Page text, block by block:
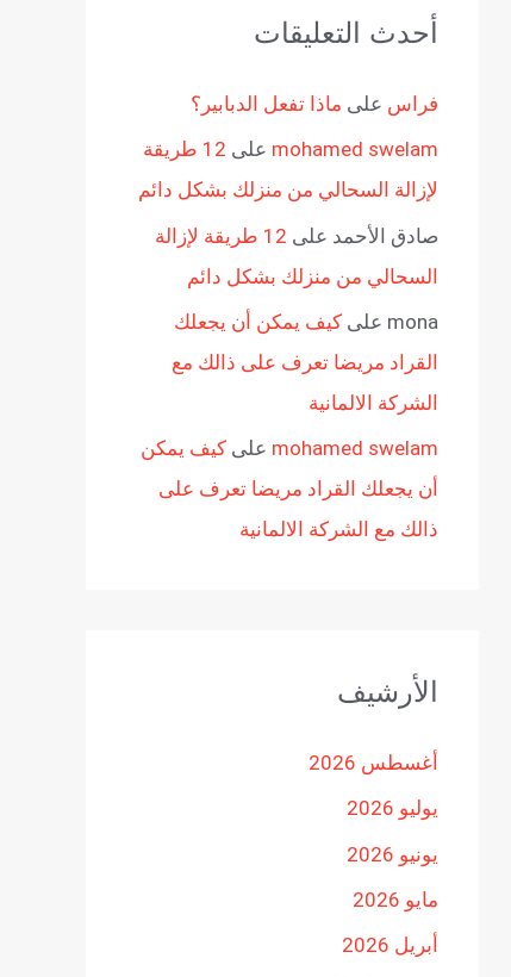
أحدث التعليقات
فراس على ماذا تفعل الدبابير؟
mohamed swelam على
12 طريقة
لإزالة السحالي من منزلك بشكل دائم
صادق الأحمد على
12 طريقة لإزالة
السحالي من منزلك بشكل دائم
mona على كيف يمكن أن يجعلك
القراد مريضا تعرف على ذالك مع
الشركة الالمانية
mohamed swelam على كيف يمكن
أن يجعلك القراد مريضا تعرف على
ذالك مع الشركة الالمانية
الأرشيف
أغسطس 2026
يوليو 2026
يونيو 2026
مايو 2026
أبريل 2026